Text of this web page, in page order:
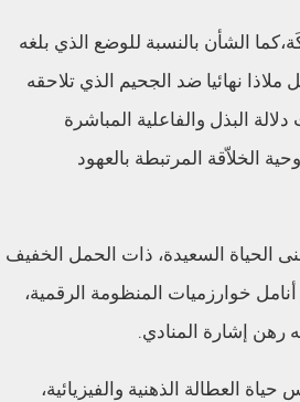
ة،كما الشأن بالنسبة للوضع الذي بلغه
ملاذا نهائيا ضد الجحيم الذي تلاحقه
دلالة البذل والفاعلية المباشرة
الخلاّقة المرتبطة بالعهود
الحياة السعيدة، ذات الحمل الخفيف
خوارزميات المنظومة الرقمية،
رهن إشارة المنادي.
حياة العطالة الذهنية والفيزيائية،